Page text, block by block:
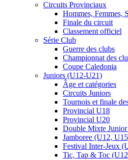
Circuits Provinciaux
Hommes, Femmes,
Finale du circuit
Classement officiel
Série Club
Guerre des clubs
Championnat des
Coupe Caledonia
Juniors (U12-U21)
Âge et catégories
Circuits Juniors
Tournois et finale
Provincial U18
Provincial U20
Double Mixte
Jamboree (U12,
Festival Inter-Jeux
Tic, Tap & Toc